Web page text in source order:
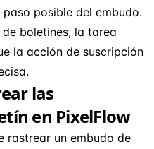
posible del embudo.
boletines, la tarea
la acción de suscripción
las
en PixelFlow
rastrear un embudo de